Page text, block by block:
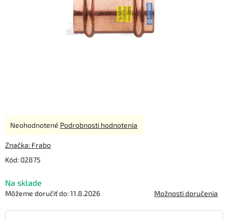
Kód: 02875
Na sklade
Môžeme doručiť do:11.8.2026 Možnosti doručenia
Priemerné
produktu
0,0
5
hviezdičiek.
Neohodnotené Podrobnosti hodnotenia
Značka: Frabo